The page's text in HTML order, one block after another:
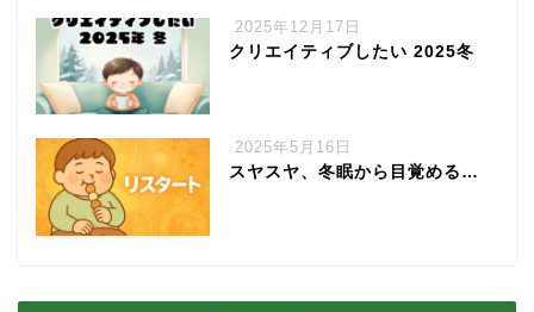
2025年12月17日
クリエイティブしたい 2025冬
2025年5月16日
スヤスヤ、冬眠から目覚める…